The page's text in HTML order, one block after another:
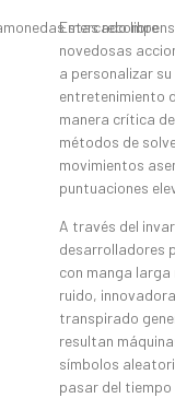
Estas
novedosas
a personalizar
entretenimiento
manera crítica
métodos de
movimientos
puntuaciones
A través del
desarrolladores
con manga
ruido,
transpirado
resultan
símbolos
pasar del